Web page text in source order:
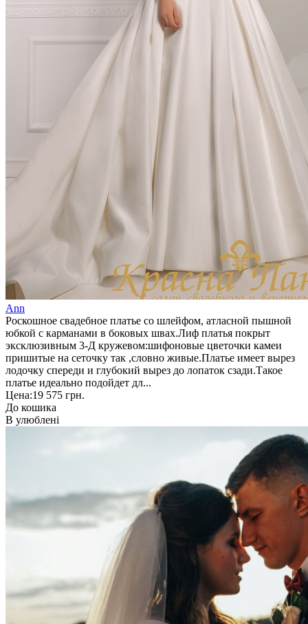
Аnn
Роскошное свадебное платье со шлейфом, атласной пышной
юбкой с карманами в боковых швах.Лиф платья покрыт
эксклюзивным 3-Д кружевом:шифоновые цветочки камеи
пришитые на сеточку так ,словно живые.Платье имеет вырез
лодочку спереди и глубокий вырез до лопаток сзади.Такое
платье идеально подойдет дл...
Цена:19 575 грн.
До кошика
В улюблені